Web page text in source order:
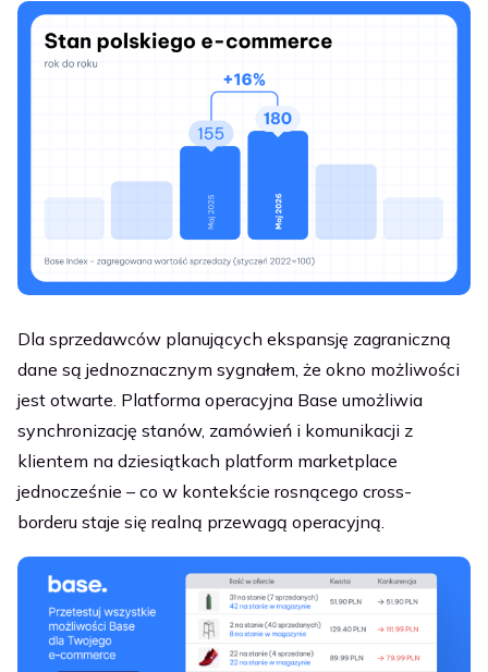
Dla sprzedawców planujących ekspansję zagraniczną
dane są jednoznacznym sygnałem, że okno możliwości
jest otwarte. Platforma operacyjna Base umożliwia
synchronizację stanów, zamówień i komunikacji z
klientem na dziesiątkach platform marketplace
jednocześnie – co w kontekście rosnącego cross-
borderu staje się realną przewagą operacyjną.